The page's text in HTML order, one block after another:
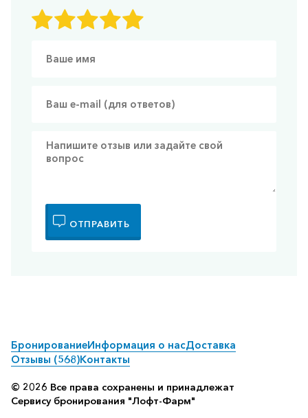
ОТПРАВИТЬ
БронированиеИнформация о насДоставка
Отзывы (568)Контакты
© 2026 Все права сохранены и принадлежат
Сервису бронирования "Лофт-Фарм"